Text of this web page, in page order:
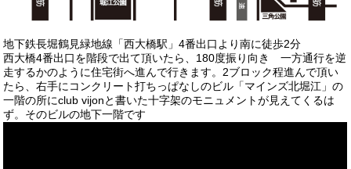
地下鉄長堀鶴見緑地線「西大橋駅」4番出口より南に徒歩2分
西大橋4番出口を階段で出て頂いたら、180度振り向き 一方通行を逆
走するかのように住宅街へ進んで行きます。2ブロック程進んで頂い
たら、右手にコンクリート打ちっぱなしのビル「マインズ北堀江」の
一階の所にclub vijonと書いた十字架のモニュメントが見えてくるは
ず。そのビルの地下一階です